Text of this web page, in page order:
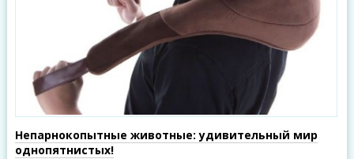
Непарнокопытные животные: удивительный мир
однопятнистых!